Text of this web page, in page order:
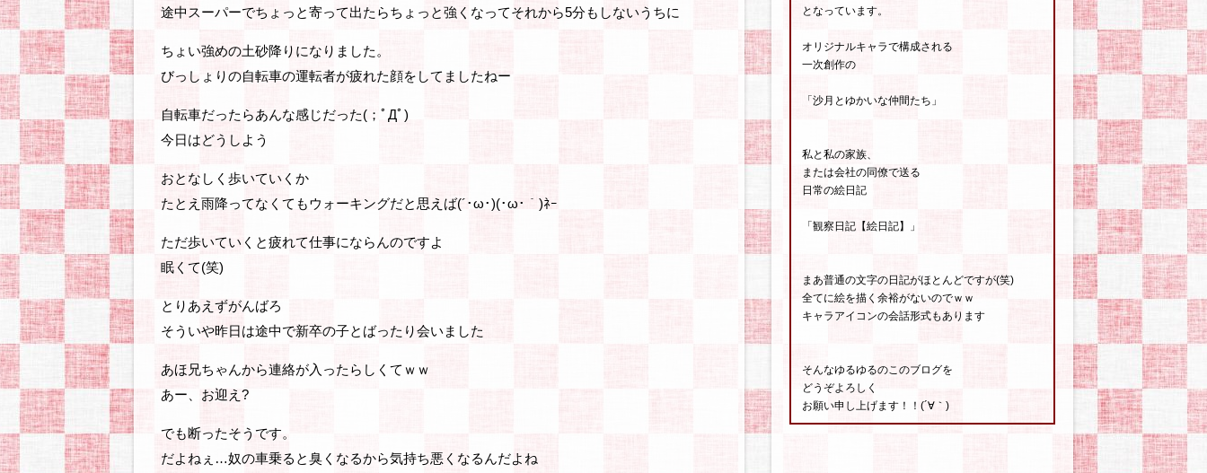
途中スーパーでちょっと寄って出たらちょっと強くなってそれから5分もしないうちに
ちょい強めの土砂降りになりました。
びっしょりの自転車の運転者が疲れた顔をしてましたねー
自転車だったらあんな感じだった(；ﾟДﾟ)
今日はどうしよう
おとなしく歩いていくか
たとえ雨降ってなくてもウォーキングだと思えば(´･ω･)(･ω･｀)ﾈｰ
ただ歩いていくと疲れて仕事にならんのですよ
眠くて(笑)
とりあえずがんばろ
そういや昨日は途中で新卒の子とばったり会いました
あほ兄ちゃんから連絡が入ったらしくてｗｗ
あー、お迎え?
でも断ったそうです。
だよねぇ…奴の車乗ると臭くなるから気持ち悪くなるんだよね
となっています。
オリジナルキャラで構成される
一次創作の
「沙月とゆかいな仲間たち」
私と私の家族、
または会社の同僚で送る
日常の絵日記
「観察日記【絵日記】」
まあ普通の文字の日記がほとんどですが(笑)
全てに絵を描く余裕がないのでｗｗ
キャラアイコンの会話形式もあります
そんなゆるゆるのこのブログを
どうぞよろしく
お願い申し上げます！！(´∀｀)